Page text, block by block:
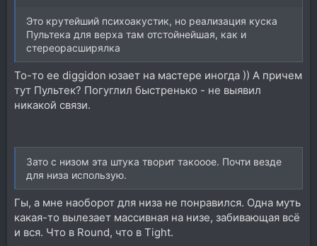
Это крутейший психоакустик, но реализация куска
Пультека для верха там отстойнейшая, как и
стереорасширялка
То-то ее diggidon юзает на мастере иногда )) А причем
тут Пультек? Погуглил быстренько - не выявил
никакой связи.
Зато с низом эта штука творит такооое. Почти везде
для низа использую.
Гы, а мне наоборот для низа не понравился. Одна муть
какая-то вылезает массивная на низе, забивающая всё
и вся. Что в Round, что в Tight.